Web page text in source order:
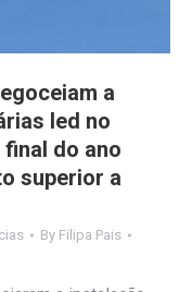
a
led no
do ano
superior a
By Filipa Pais